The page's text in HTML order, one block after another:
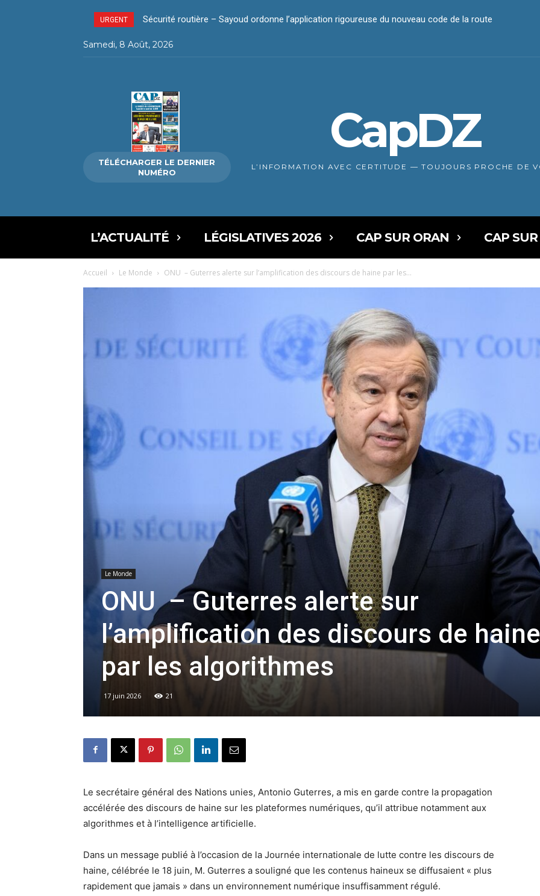
URGENT Sécurité routière – Sayoud ordonne l’application rigoureuse du nouveau code de la route
La révolution silencieuse du paiement électronique
Samedi, 8 Août, 2026
TÉLÉCHARGER LE DERNIER
NUMÉRO
CapDZ
L’INFORMATION AVEC CERTITUDE — TOUJOURS PROCHE DE
L’ACTUALITÉ LÉGISLATIVES 2026 CAP SUR ORAN CAP
Accueil Le Monde ONU – Guterres alerte sur l’amplification des discours de haine par les...
Le Monde
ONU – Guterres alerte sur
l’amplification des discours de haine
par les algorithmes
17 juin 2026 21
Le secrétaire général des Nations unies, Antonio Guterres, a mis en garde contre la propagation
accélérée des discours de haine sur les plateformes numériques, qu’il attribue notamment aux
algorithmes et à l’intelligence artificielle.
Dans un message publié à l’occasion de la Journée internationale de lutte contre les discours de
haine, célébrée le 18 juin, M. Guterres a souligné que les contenus haineux se diffusaient « plus
rapidement que jamais » dans un environnement numérique insuffisamment régulé.